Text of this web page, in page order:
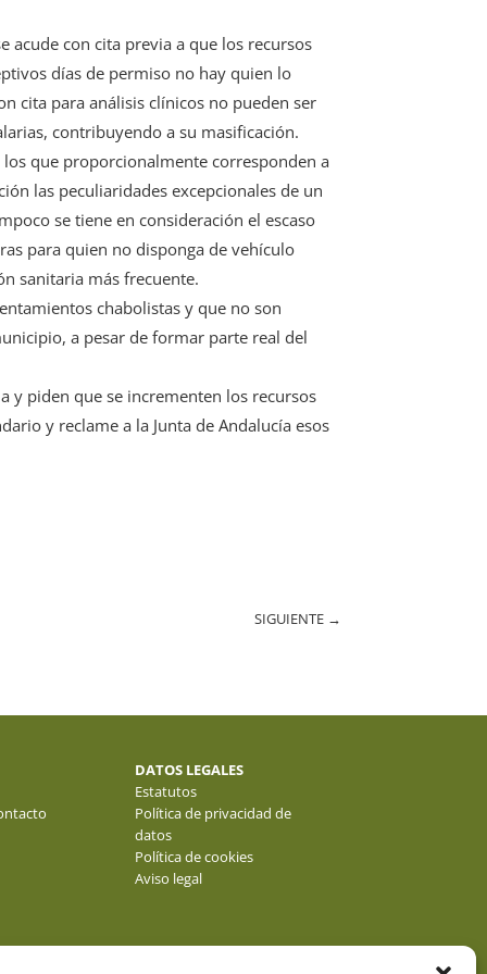
acude con cita previa a que los recursos
días de permiso no hay quien lo
cita para análisis clínicos no pueden ser
contribuyendo a su masificación.
los que proporcionalmente corresponden a
las peculiaridades excepcionales de un
se tiene en consideración el escaso
para quien no disponga de vehículo
sanitaria más frecuente.
chabolistas y que no son
a pesar de formar parte real del
y piden que se incrementen los recursos
y reclame a la Junta de Andalucía esos
SIGUIENTE →
DATOS LEGALES
Estatutos
Política de privacidad de
datos
Política de cookies
Aviso legal